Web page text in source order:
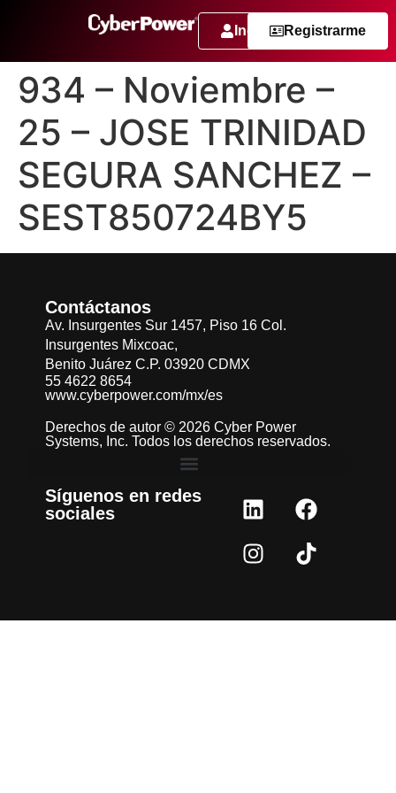
IngresarRegistrarme
934 – Noviembre –
25 – JOSE TRINIDAD
SEGURA SANCHEZ –
SEST850724BY5
Contáctanos
Av. Insurgentes Sur 1457, Piso 16 Col.
Insurgentes Mixcoac,
Benito Juárez C.P. 03920 CDMX
55 4622 8654
www.cyberpower.com/mx/es
Derechos de autor © 2026 Cyber Power
Systems, Inc. Todos los derechos reservados.
Síguenos en redes
sociales